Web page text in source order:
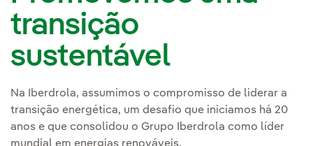
transição
sustentável
Na Iberdrola, assumimos o compromisso de liderar a
transição energética, um desafio que iniciamos há 20
anos e que consolidou o Grupo Iberdrola como líder